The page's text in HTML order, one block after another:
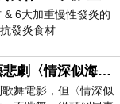
& 6大加重慢性發炎的
發炎食材
?fbid=147
AI27歲的葛蘭主演文藝悲劇〈情深似海〉 #戀上老電影 #葛蘭 #粟子
舞電影，但〈情深似